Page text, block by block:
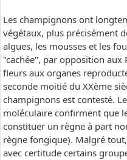
Les champignons ont
végétaux, plus précisément
algues, les mousses et les
"cachée", par opposition aux
fleurs aux organes
seconde moitié du XXème
champignons est contesté.
moléculaire confirment que
constituer un règne à part
règne fongique). Malgré
avec certitude certains